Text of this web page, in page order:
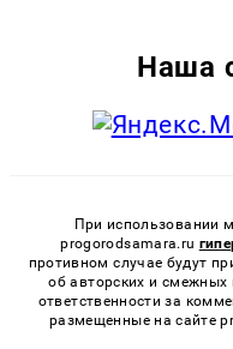
Наша
При использовании
progorodsamara.ru
противном случае будут
об авторских и смежных
ответственности за
размещенные на сайте